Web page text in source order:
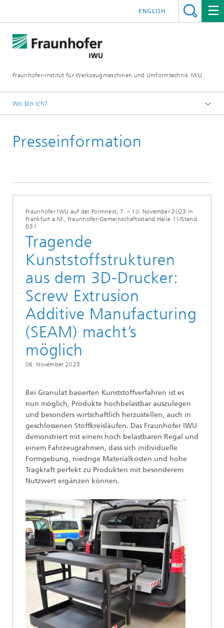
Fraunhofer-Institut für Werkzeugmaschinen und Umformtechnik IWU
ENGLISH
Wo bin ich?
Newsroom / Presse
Presseinformation
Fraunhofer IWU auf der Formnext, 7. – 10. November 2023 in
Frankfurt a.M., Fraunhofer-Gemeinschaftsstand Halle 11/Stand
D31
Tragende
Kunststoffstrukturen
aus dem 3D-Drucker:
Screw Extrusion
Additive Manufacturing
(SEAM) macht’s
möglich
06. November 2023
Bei Granulat basierten Kunststoffverfahren ist es
nun möglich, Produkte hochbelastbar auszulegen
und besonders wirtschaftlich herzustellen, auch in
geschlossenen Stoffkreisläufen. Das Fraunhofer IWU
demonstriert mit einem hoch belastbaren Regal und
einem Fahrzeugrahmen, dass sich individuelle
Formgebung, niedrige Materialkosten und hohe
Tragkraft perfekt zu Produkten mit besonderem
Nutzwert ergänzen können.